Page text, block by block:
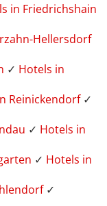
in Friedrichshain
Hellersdorf
✓ Hotels in
Reinickendorf ✓
✓ Hotels in
✓ Hotels in
✓